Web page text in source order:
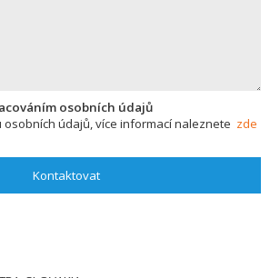
osobních údajů
osobních údajů, více informací naleznete zde
Kontaktovat